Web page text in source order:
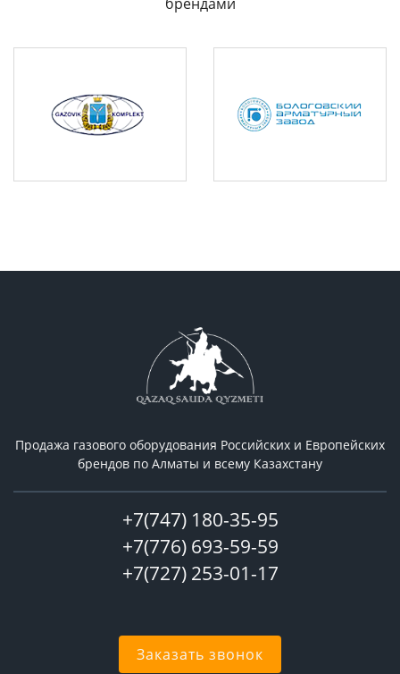
Продажа газового оборудования Российcких и Европейских
брендов по Алматы и всему Казахстану
+7(747) 180-35-95
+7(776) 693-59-59
+7(727) 253-01-17
Заказать звонок